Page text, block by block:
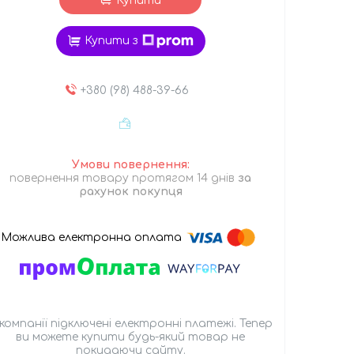
Купити з
+380 (98) 488-39-66
повернення товару протягом 14 днів за
рахунок покупця
підключені електронні платежі. Тепер
ви можете купити будь-який товар не
покидаючи сайту.